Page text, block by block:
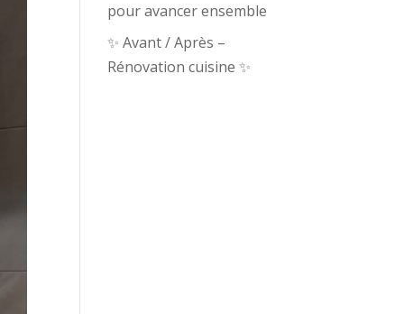
pour avancer ensemble
✨ Avant / Après –
Rénovation cuisine ✨